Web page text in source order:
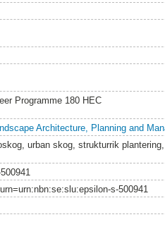
Programme 180 HEC
Architecture, Planning and
urban skog, strukturrik
s-500941